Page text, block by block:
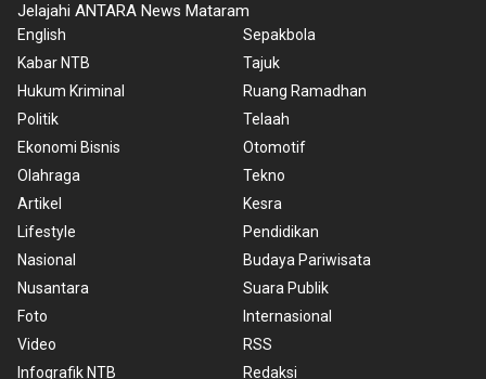
Jelajahi ANTARA News Mataram
English
Kabar NTB
Hukum Kriminal
Politik
Ekonomi Bisnis
Olahraga
Artikel
Lifestyle
Nasional
Nusantara
Foto
Video
Infografik NTB
Sepakbola
Tajuk
Ruang Ramadhan
Telaah
Otomotif
Tekno
Kesra
Pendidikan
Budaya Pariwisata
Suara Publik
Internasional
RSS
Redaksi